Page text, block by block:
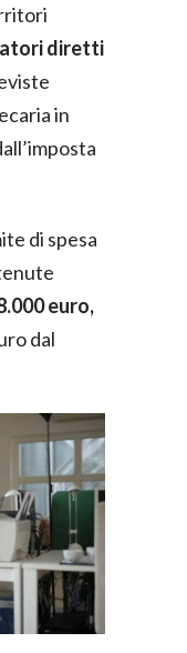
diretti
in
di spesa
euro,
dal